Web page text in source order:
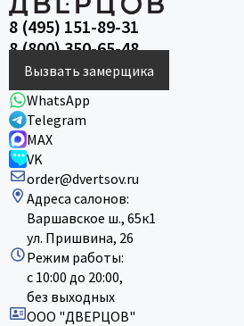
8 (495) 151-89-31
8 (800) 350-65-48
Вызвать замерщика
WhatsApp
Telegram
MAX
VK
order@dvertsov.ru
Адреса салонов:
Варшавское ш., 65к1
ул. Пришвина, 26
Режим работы:
с 10:00 до 20:00,
без выходных
ООО "ДВЕРЦОВ"